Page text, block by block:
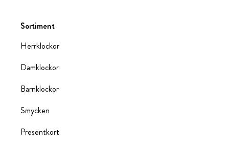
Sortiment
Herrklockor
Damklockor
Barnklockor
Smycken
Presentkort